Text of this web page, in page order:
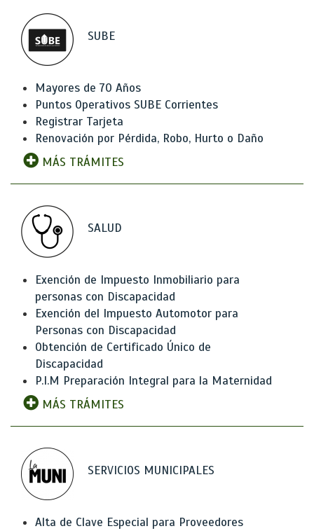
SUBE
Mayores de 70 Años
Puntos Operativos SUBE Corrientes
Registrar Tarjeta
Renovación por Pérdida, Robo, Hurto o Daño
MÁS TRÁMITES
SALUD
Exención de Impuesto Inmobiliario para
personas con Discapacidad
Exención del Impuesto Automotor para
Personas con Discapacidad
Obtención de Certificado Único de
Discapacidad
P.I.M Preparación Integral para la Maternidad
MÁS TRÁMITES
SERVICIOS MUNICIPALES
Alta de Clave Especial para Proveedores